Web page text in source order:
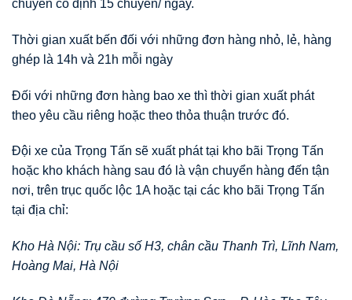
chuyển cố định 15 chuyến/ ngày.
Thời gian xuất bến đối với những đơn hàng nhỏ, lẻ, hàng
ghép là 14h và 21h mỗi ngày
Đối với những đơn hàng bao xe thì thời gian xuất phát
theo yêu cầu riêng hoặc theo thỏa thuận trước đó.
Đội xe của Trọng Tấn sẽ xuất phát tại kho bãi Trọng Tấn
hoặc kho khách hàng sau đó là vận chuyển hàng đến tận
nơi, trên trục quốc lộc 1A hoặc tại các kho bãi Trọng Tấn
tại địa chỉ:
Kho Hà Nội: Trụ cầu số H3, chân cầu Thanh Trì, Lĩnh Nam,
Hoàng Mai, Hà Nội